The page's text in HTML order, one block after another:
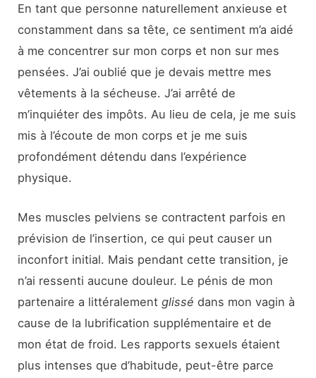
En tant que personne naturellement anxieuse et
constamment dans sa tête, ce sentiment m’a aidé
à me concentrer sur mon corps et non sur mes
pensées. J’ai oublié que je devais mettre mes
vêtements à la sécheuse. J’ai arrêté de
m’inquiéter des impôts. Au lieu de cela, je me suis
mis à l’écoute de mon corps et je me suis
profondément détendu dans l’expérience
physique.
Mes muscles pelviens se contractent parfois en
prévision de l’insertion, ce qui peut causer un
inconfort initial. Mais pendant cette transition, je
n’ai ressenti aucune douleur. Le pénis de mon
partenaire a littéralementglissé dans mon vagin à
cause de la lubrification supplémentaire et de
mon état de froid. Les rapports sexuels étaient
plus intenses que d’habitude, peut-être parce